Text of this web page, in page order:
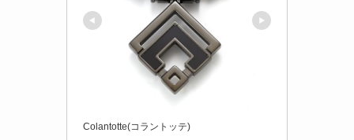
Colantotte(コラントッテ)